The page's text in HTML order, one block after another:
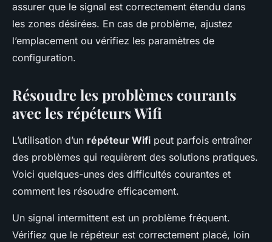
assurer que le signal est correctement étendu dans
les zones désirées. En cas de problème, ajustez
l’emplacement ou vérifiez les paramètres de
configuration.
Résoudre les problèmes courants
avec les répéteurs Wifi
L’utilisation d’un répéteur Wifi peut parfois entraîner
des problèmes qui requièrent des solutions pratiques.
Voici quelques-unes des difficultés courantes et
comment les résoudre efficacement.
Un signal intermittent est un problème fréquent.
Vérifiez que le répéteur est correctement placé, loin